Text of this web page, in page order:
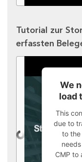
Tutorial zur
erfassten
We
load
This
due to
to the
CMP to